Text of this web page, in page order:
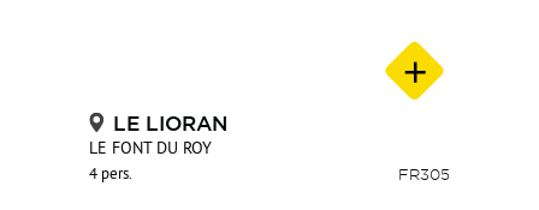
LE LIORAN
LE FONT DU ROY
4 pers. FR305